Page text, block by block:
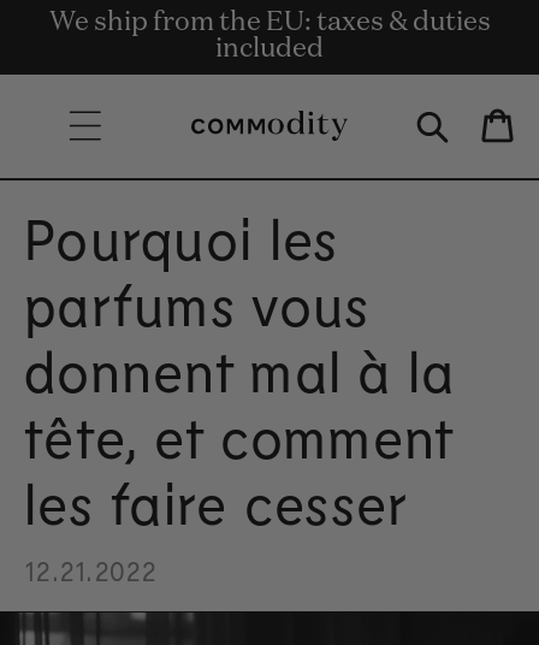
Skip to content
Livraison gratuite à partir de 135 €
d'achat.
We ship from the EU: taxes & duties
included
Get rewards for shopping with
Commodity.Circle
Bag
Pourquoi les
parfums vous
donnent mal à la
tête, et comment
les faire cesser
12.21.2022